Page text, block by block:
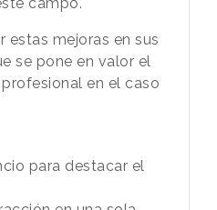
estas mejoras en sus
se pone en valor el
en el caso
para destacar el